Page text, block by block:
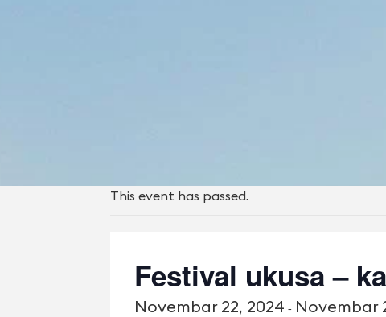
This event has passed.
Festival ukusa –
Novembаr 22, 2024 - Novembаr